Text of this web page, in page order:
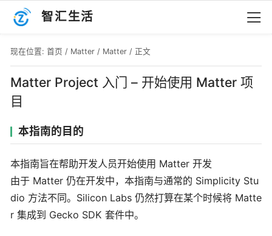
智汇生活
现在位置: 首页 / Matter / Matter / 正文
Matter Project 入门 – 开始使用 Matter 项
目
本指南的目的
本指南旨在帮助开发人员开始使用 Matter 开发
由于 Matter 仍在开发中，本指南与通常的 Simplicity Stu
dio 方法不同。Silicon Labs 仍然打算在某个时候将 Matte
r 集成到 Gecko SDK 套件中。